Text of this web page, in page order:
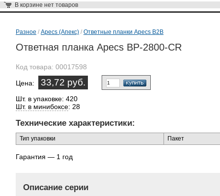
В корзине нет товаров
Разное / Apecs (Апекс) / Ответные планки Apecs B2B
Ответная планка Apecs BP-2800-CR
Код товара: 00017598
Цена: 33,72 руб.
Шт. в упаковке: 420
Шт. в минибоксе: 28
Технические характеристики:
Тип упаковки Пакет
Гарантия — 1 год
Описание серии